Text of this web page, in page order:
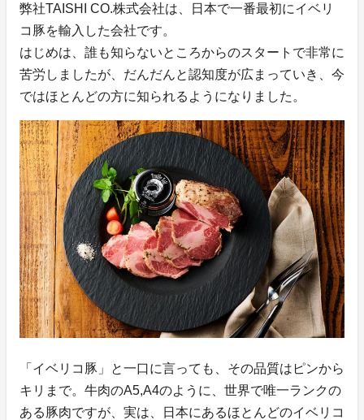
弊社TAISHI CO.株式会社は、日本で一番最初にイベリ
コ豚を輸入した会社です。
はじめは、誰も知らないところからのスタートで非常に
苦労しましたが、だんだんと認知度が広まっていき、今
ではほとんどの方に知られるようになりました。
「イベリコ豚」と一口に言っても、その品質はピンから
キリまで。牛肉のA5,A4のように、世界で唯一ランクの
ある豚肉ですが、実は、日本にあるほとんどのイベリコ